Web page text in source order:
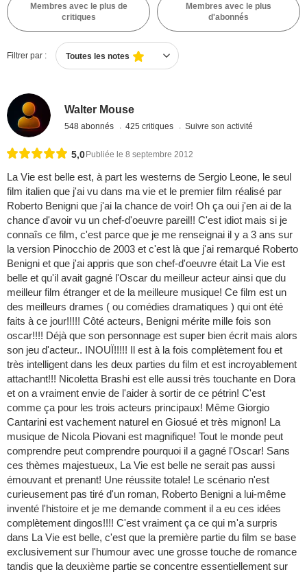
Membres avec le plus de
critiques
Membres avec le plus
d'abonnés
Filtrer par : Toutes les notes
Walter Mouse
548 abonnés 425 critiques Suivre son activité
5,0 Publiée le 8 septembre 2012
La Vie est belle est, à part les westerns de Sergio Leone, le seul
film italien que j'ai vu dans ma vie et le premier film réalisé par
Roberto Benigni que j'ai la chance de voir! Oh ça oui j'en ai de la
chance d'avoir vu un chef-d'oeuvre pareil!! C'est idiot mais si je
connaîs ce film, c'est parce que je me renseignai il y a 3 ans sur
la version Pinocchio de 2003 et c'est là que j'ai remarqué Roberto
Benigni et que j'ai appris que son chef-d'oeuvre était La Vie est
belle et qu'il avait gagné l'Oscar du meilleur acteur ainsi que du
meilleur film étranger et de la meilleure musique! Ce film est un
des meilleurs drames ( ou comédies dramatiques ) qui ont été
faits à ce jour!!!!! Côté acteurs, Benigni mérite mille fois son
oscar!!!! Déjà que son personnage est super bien écrit mais alors
son jeu d'acteur.. INOUÏ!!!!! Il est à la fois complètement fou et
très intelligent dans les deux parties du film et est incroyablement
attachant!!! Nicoletta Brashi est elle aussi très touchante en Dora
et on a vraiment envie de l'aider à sortir de ce pétrin! C'est
comme ça pour les trois acteurs principaux! Même Giorgio
Cantarini est vachement naturel en Giosué et très mignon! La
musique de Nicola Piovani est magnifique! Tout le monde peut
comprendre peut comprendre pourquoi il a gagné l'Oscar! Sans
ces thèmes majestueux, La Vie est belle ne serait pas aussi
émouvant et prenant! Une réussite totale! Le scénario n'est
curieusement pas tiré d'un roman, Roberto Benigni a lui-même
inventé l'histoire et je me demande comment il a eu ces idées
complètement dingos!!!! C'est vraiment ça ce qui m'a surpris
dans La Vie est belle, c'est que la première partie du film se base
exclusivement sur l'humour avec une grosse touche de romance
tandis que la deuxième partie se concentre essentiellement sur